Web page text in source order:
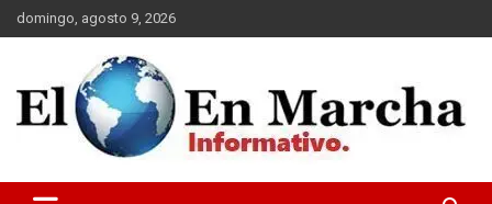
Saltar
al
domingo, agosto 9, 2026
elmundoenmarcha.net